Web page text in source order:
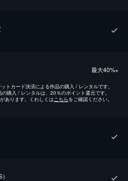
最⼤40%※
トカード決済による作品の購入 / レンタルです。
購入 / レンタルは、20％のポイント還元です。
あります。くわしくはこちらをご確認ください。